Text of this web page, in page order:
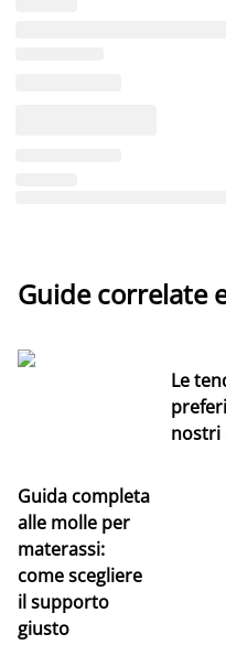
Guide correlate
Guida completa
alle molle per
materassi:
come scegliere
il supporto
giusto
Le
nostri